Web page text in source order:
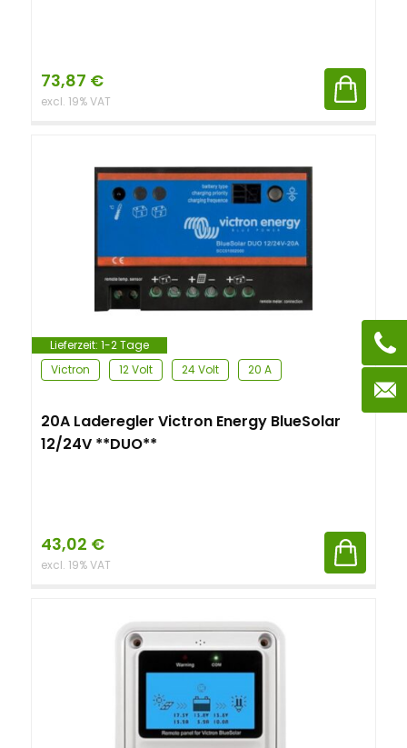
73,87 €
excl. 19% VAT
Lieferzeit: 1-2 Tage
Victron
12 Volt 24 Volt 20 A
20A Laderegler Victron Energy BlueSolar
12/24V **DUO**
43,02 €
excl. 19% VAT